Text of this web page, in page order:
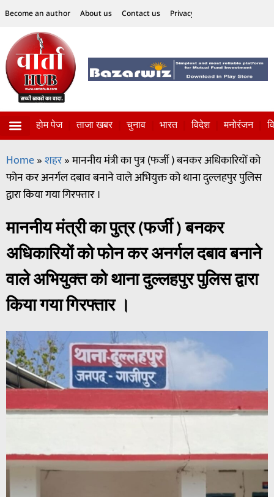
Become an author About us Contact us Privacy Policy
होम पेज ताजा खबर चुनाव भारत विदेश मनोरंजन
Home»शहर»माननीय मंत्री का पुत्र (फर्जी ) बनकर अधिकारियों को
फोन कर अनर्गल दबाव बनाने वाले अभियुक्त को थाना दुल्लहपुर पुलिस
द्वारा किया गया गिरफ्तार ।
माननीय मंत्री का पुत्र (फर्जी ) बनकर
अधिकारियों को फोन कर अनर्गल दबाव बनाने
वाले अभियुक्त को थाना दुल्लहपुर पुलिस द्वारा
किया गया गिरफ्तार ।